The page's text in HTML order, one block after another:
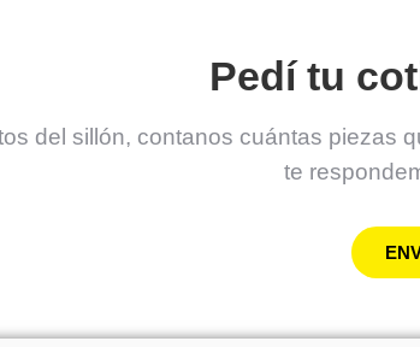
Pedí tu
del sillón, contanos cuántas piezas
te